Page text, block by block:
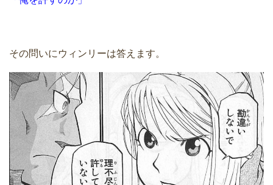
その問いにウィンリーは答えます。